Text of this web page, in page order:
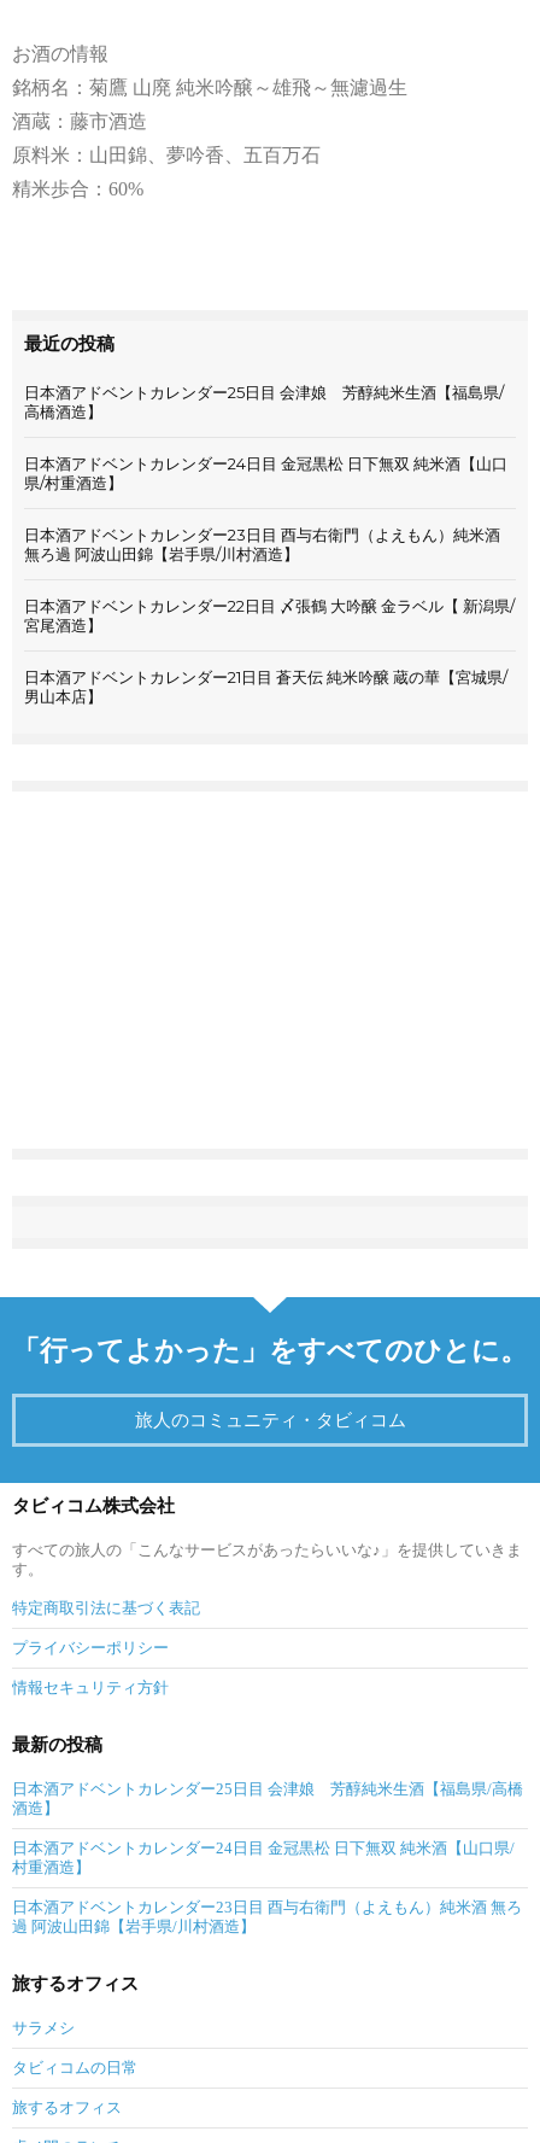
お酒の情報
銘柄名：菊鷹 山廃 純米吟醸～雄飛～無濾過生
酒蔵：藤市酒造
原料米：山田錦、夢吟香、五百万石
精米歩合：60%
最近の投稿
日本酒アドベントカレンダー25日目 会津娘 芳醇純米生酒【福島県/
高橋酒造】
日本酒アドベントカレンダー24日目 金冠黒松 日下無双 純米酒【山口
県/村重酒造】
日本酒アドベントカレンダー23日目 酉与右衛門（よえもん）純米酒
無ろ過 阿波山田錦【岩手県/川村酒造】
日本酒アドベントカレンダー22日目 〆張鶴 大吟醸 金ラベル【 新潟県/
宮尾酒造】
日本酒アドベントカレンダー21日目 蒼天伝 純米吟醸 蔵の華【宮城県/
男山本店】
「行ってよかった」をすべてのひとに。
旅人のコミュニティ・タビィコム
タビィコム株式会社
すべての旅人の「こんなサービスがあったらいいな♪」を提供していきま
す。
特定商取引法に基づく表記
プライバシーポリシー
情報セキュリティ方針
最新の投稿
日本酒アドベントカレンダー25日目 会津娘 芳醇純米生酒【福島県/高橋
酒造】
日本酒アドベントカレンダー24日目 金冠黒松 日下無双 純米酒【山口県/
村重酒造】
日本酒アドベントカレンダー23日目 酉与右衛門（よえもん）純米酒 無ろ
過 阿波山田錦【岩手県/川村酒造】
旅するオフィス
サラメシ
タビィコムの日常
旅するオフィス